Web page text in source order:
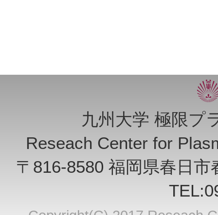
九州大学 極限プ
Reseach Center for
〒816-8580 福岡県春日